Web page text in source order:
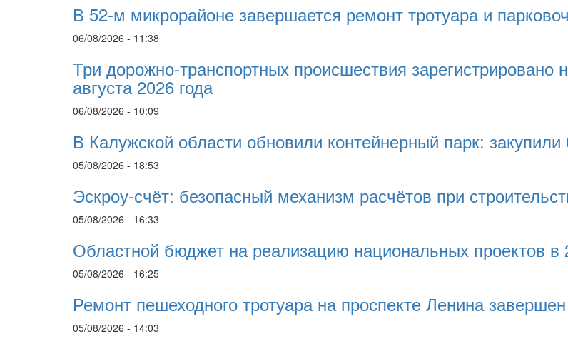
В 52-м микрорайоне завершается ремонт тротуара и
06/08/2026 - 11:38
Три дорожно-транспортных происшествия зарегистрировано
августа 2026 года
06/08/2026 - 10:09
В Калужской области обновили контейнерный парк:
05/08/2026 - 18:53
Эскроу-счёт: безопасный механизм расчётов при
05/08/2026 - 16:33
Областной бюджет на реализацию национальных проектов в
05/08/2026 - 16:25
Ремонт пешеходного тротуара на проспекте Ленина завершен
05/08/2026 - 14:03